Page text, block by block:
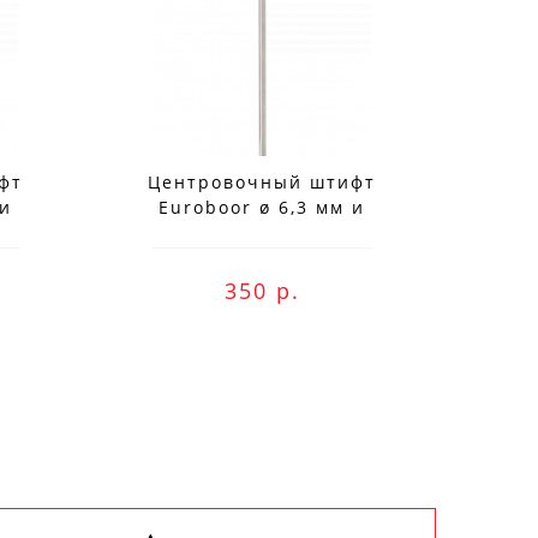
оплату и
Центровочный штифт
Euroboor ø 6,3 мм и
350 р.